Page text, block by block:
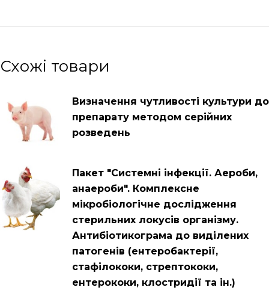
Схожі товари
Визначення чутливості культури до
препарату методом серійних
розведень
Пакет "Системні інфекції. Аероби,
анаероби". Комплексне
мікробіологічне дослідження
стерильних локусів організму.
Антибіотикограма до виділених
патогенів (ентеробактерії,
стафілококи, стрептококи,
ентерококи, клостридії та ін.)